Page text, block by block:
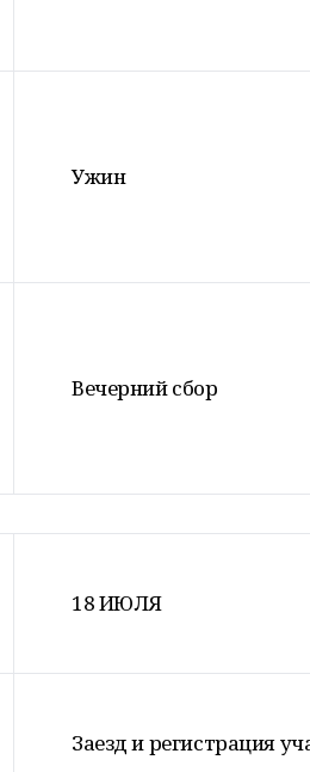
Ужин
Вечерний сбор
18 ИЮЛЯ
Заезд и регистрация